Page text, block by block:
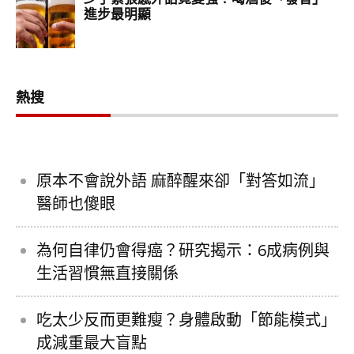
熱搜
原本不會說外語 麻醉醒來卻「對答如流」
醫師也傻眼
為何自律仍會得癌？研究揭示：6成病例與
生活習慣無直接關係
吃太少反而更難瘦？身體啟動「節能模式」
成減重最大盲點